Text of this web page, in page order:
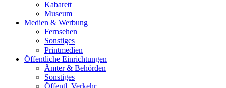
Kabarett
Museum
Medien & Werbung
Fernsehen
Sonstiges
Printmedien
Öffentliche Einrichtungen
Ämter & Behörden
Sonstiges
Öffentl. Verkehr